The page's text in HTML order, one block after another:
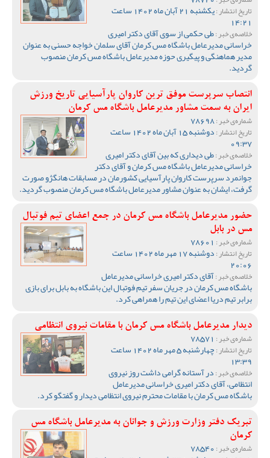
تاریخ انتشار : یکشنبه 21 آبان ماه 1402 ساعت
14:21
خلاصه‌ی خبر :طی حکمی از سوی آقای دکتر امیری
خراسانی مدیرعامل باشگاه مس کرمان آقای سلمان خواجه حسنی به عنوان
مدیر هماهنگی و پیگیری حوزه مدیرعامل باشگاه مس کرمان منصوب
گردید.
انتصاب سرپرست موفق ترین کاروان پارآسیایی تاریخ ورزش
ایران به سمت مشاور مدیرعامل باشگاه مس کرمان
شماره‌ی خبر :
تاریخ انتشار : دوشنبه 15 آبان ماه 1402 ساعت
09:37
خلاصه‌ی خبر :طی دیداری که بین آقای دکتر امیری
خراسانی مدیرعامل باشگاه مس کرمان و آقای دکتر
جوانمرد سرپرست کاروان پارآسیایی کشورمان در مسابقات هانگژو صورت
گرفت، ایشان به عنوان مشاور مدیرعامل باشگاه مس کرمان منصوب گردید.
حضور مدیرعامل باشگاه مس کرمان در جمع اعضای تیم فوتبال
مس در بابل
شماره‌ی خبر :
تاریخ انتشار : دوشنبه 17 مهر ماه 1402 ساعت
20:06
خلاصه‌ی خبر :آقای دکتر امیری خراسانی مدیرعامل
باشگاه مس کرمان در جریان سفر تیم فوتبال این باشگاه به بابل برای بازی
برابر تیم دریا اعضای این تیم را همراهی کرد.
دیدار مدیرعامل باشگاه مس کرمان با مقامات نیروی انتظامی
شماره‌ی خبر :
تاریخ انتشار : چهارشنبه 5 مهر ماه 1402 ساعت
13:39
خلاصه‌ی خبر :در آستانه گرامی داشت روز نیروی
انتظامی، آقای دکتر امیری خراسانی مدیرعامل
باشگاه مس کرمان با مقامات محترم نیروی انتظامی دیدار و گفتگو کرد.
تبریک دفتر وزارت ورزش و جوانان به مدیرعامل باشگاه مس
کرمان
شماره‌ی خبر :